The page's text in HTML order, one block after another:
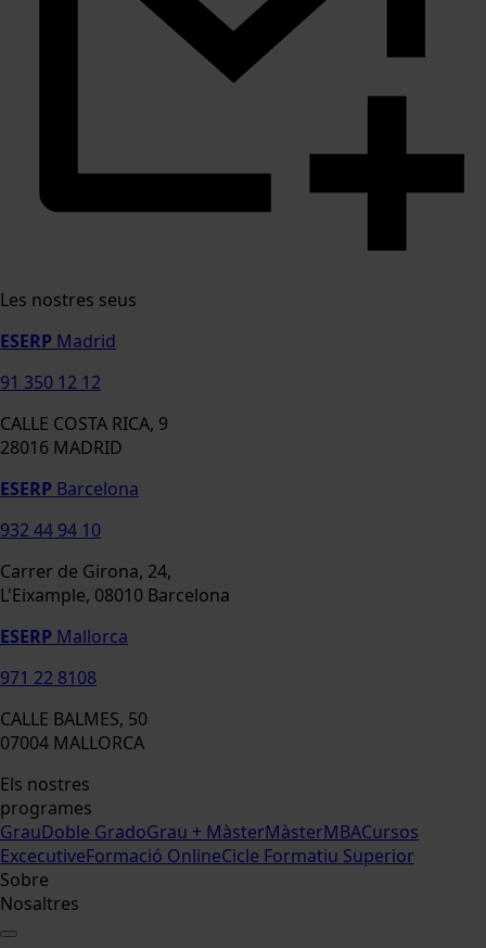
Les nostres seus
ESERP Madrid
91 350 12 12
CALLE COSTA RICA, 9
28016 MADRID
ESERP Barcelona
932 44 94 10
Carrer de Girona, 24,
L'Eixample, 08010 Barcelona
ESERP Mallorca
971 22 8108
CALLE BALMES, 50
07004 MALLORCA
Els nostres
programes
GrauDoble GradoGrau + MàsterMàsterMBACursos
ExcecutiveFormació OnlineCicle Formatiu Superior
Sobre
Nosaltres